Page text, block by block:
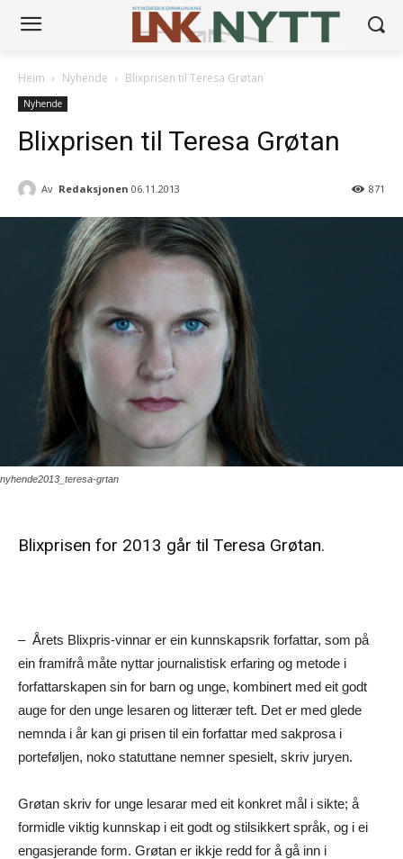
Heim Nyhende Blixprisen til Teresa Grøtan
Nyhende
Blixprisen til Teresa Grøtan
Av Redaksjonen 06.11.2013 871
nyhende2013_teresa-grtan
Blixprisen for 2013 går til Teresa Grøtan.
– Årets Blixpris-vinnar er ein kunnskapsrik forfattar, som på
ein framifrå måte nyttar journalistisk erfaring og metode i
forfattarskapen sin for barn og unge, kombinert med eit godt
auge for den unge lesaren og litterær teft. Det er med glede
nemnda i år kan gi prisen til ein forfattar med sakprosa i
porteføljen, noko statuttane nemner spesielt, skriv juryen.
Grøtan skriv for unge lesarar med eit konkret mål i sikte; å
formidle viktig kunnskap i eit godt og stilsikkert språk, og i ei
engasjerande form. Grøtan er ikkje redd for å gå inn i